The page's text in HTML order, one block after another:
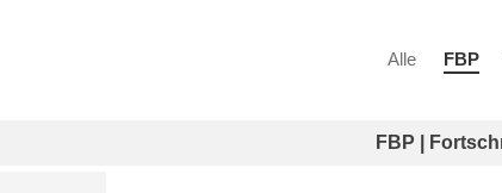
Alle FBP
FBP |